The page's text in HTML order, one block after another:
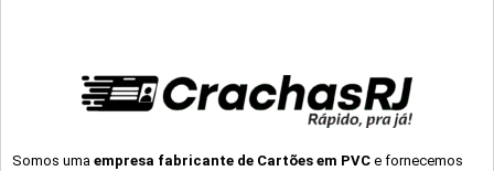
Somos uma empresa fabricante de Cartões em PVC e fornecemos